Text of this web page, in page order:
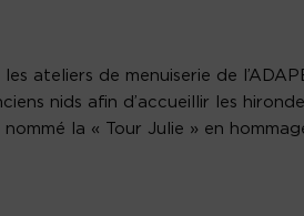
ateliers de menuiserie de
nids afin d’accueillir les
la « Tour Julie » en